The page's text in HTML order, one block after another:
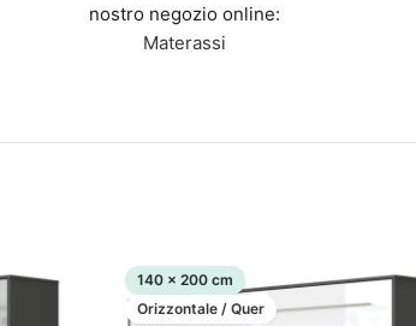
nostro negozio online:
Materassi
140 x 200 cm
Orizzontale / Quer